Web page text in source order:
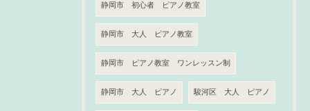
静岡市 初心者 ピアノ教室
静岡市 大人 ピアノ教室
静岡市 ピアノ教室 ワンレッスン制
静岡市 大人 ピアノ 駿河区 大人 ピアノ